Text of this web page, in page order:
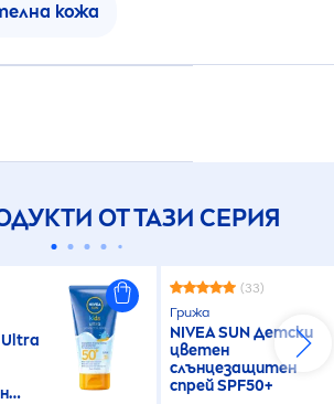
кожа
ОТ ТАЗИ СЕРИЯ
Ultra
(33)
Грижа
NIVEASUNДетски
цветен
слънцезащитен
спрей SPF50+